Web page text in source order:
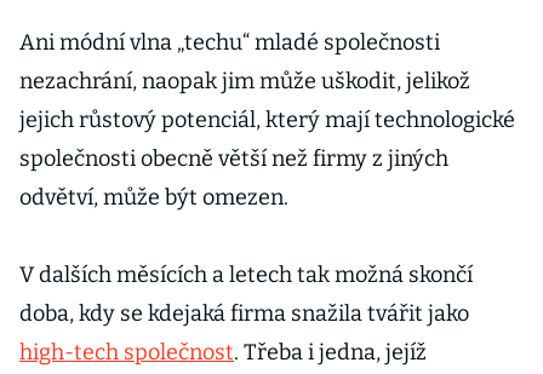
S nimi i
portfolio
Cathie
Woodové
Ani módní vlna „techu“ mladé společnosti
nezachrání, naopak jim může uškodit, jelikož
jejich růstový potenciál, který mají technologické
společnosti obecně větší než firmy z jiných
odvětví, může být omezen.
V dalších měsících a letech tak možná skončí
doba, kdy se kdejaká firma snažila tvářit jako
high-tech společnost. Třeba i jedna, jejíž